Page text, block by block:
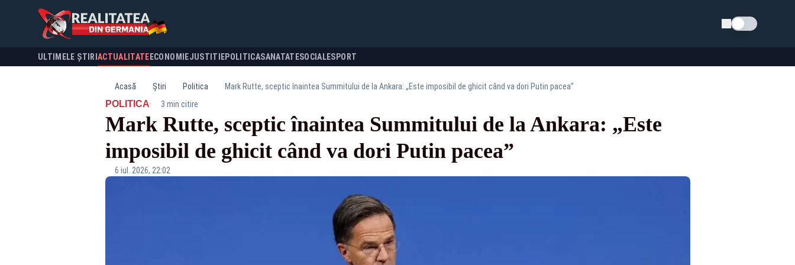
Schimba tema
ULTIMELE ȘTIRI ACTUALITATE ECONOMIEJUSTITIEPOLITICASANATATESOCIALESPORT
Acasă Știri Politica Mark Rutte, sceptic înaintea Summitului de la Ankara: „Este imposibil de ghicit când va dori Putin pacea”
POLITICA· 3 min citire
Mark Rutte, sceptic înaintea Summitului de la Ankara: „Este
imposibil de ghicit când va dori Putin pacea”
6 iul. 2026, 22:02